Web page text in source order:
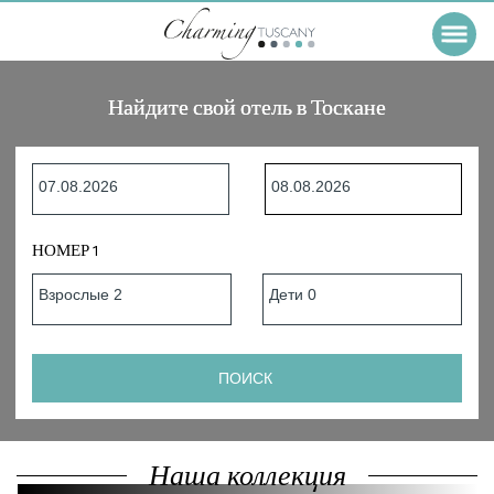
Найдите свой отель в Тоскане
НОМЕР 1
Наша коллекция